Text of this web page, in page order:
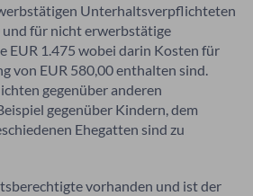
Unterhaltsverpflichteten
und für nicht erwerbstätige
1.475 wobei darin Kosten für
von EUR 580,00 enthalten sind.
gegenüber anderen
gegenüber Kindern, dem
Ehegattensind zu
vorhanden und ist der